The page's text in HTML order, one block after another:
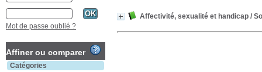
Affectivité, sexualité et handicap /
Mot de passe oublié ?
Affiner ou comparer
Catégories